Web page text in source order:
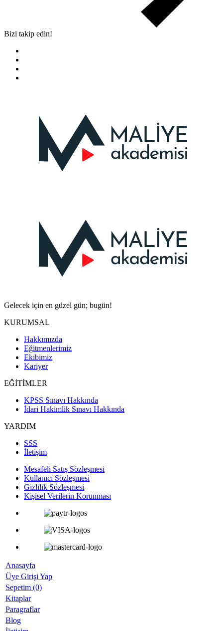
Bizi takip edin!
Gelecek için en güzel gün; bugün!
KURUMSAL
Hakkımızda
Eğitmenlerimiz
Ekibimiz
Kariyer
EĞİTİMLER
KPSS Sınavı Hakkında
İdari Hakimlik Sınavı Hakkında
YARDIM
SSS
İletişim
Mesafeli Satış Sözleşmesi
Kullanıcı Sözleşmesi
Gizlilik Sözleşmesi
Kişisel Verilerin Korunması
Anasayfa
Üye Girişi Yap
Sepetim (0)
Kitaplar
Paragraflar
Blog